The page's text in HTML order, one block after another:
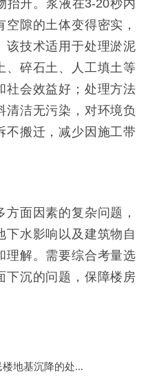
抬升。浆液在3-20秒内
隙的土体变得密实，
该技术适用于处理淤泥
、碎石土、人工填土等
社会效益好；处理方法
清洁无污染，对环境负
不搬迁，减少因施工带
面因素的复杂问题，
下水影响以及建筑物自
理解。需要综合考量选
下沉的问题，保障楼房
地基沉降的处...